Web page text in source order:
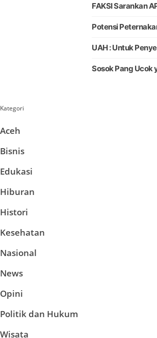
FAKSI Sarankan
Potensi
UAH : Untuk
Sosok Pang Ucok
Kategori
Aceh
Bisnis
Edukasi
Hiburan
Histori
Kesehatan
Nasional
News
Opini
Politik dan Hukum
Wisata